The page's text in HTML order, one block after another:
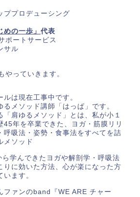
ププロデューシング
めの一歩」 代表
ポートサービス
サル
やっていきます。
ルは現在工事中です。
るメソッド講師「はっぱ」です。
「肩ゆるメソッド」とは、私が小１
45年を卒業できた、ヨガ・筋膜リリ
呼吸法・姿勢・食事法をすべてを詰
メソッド
学んできたヨガや解剖学・呼吸法
りに効いた方法、心が楽になった方
ます。
ファンのband『WE ARE チャー